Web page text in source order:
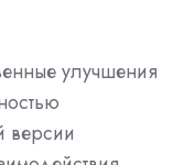
улучшения
версии